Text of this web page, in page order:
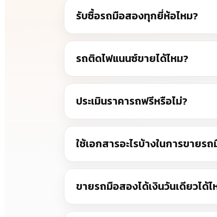
รับซื้อรถมือสองทุกยี่ห้อไหม?
รถติดไฟแนนซ์ขายได้ไหม?
ประเมินราคารถฟรีหรือไม่?
ใช้เอกสารอะไรบ้างในการขายร
ขายรถมือสองได้เงินวันเดียวได้ไ